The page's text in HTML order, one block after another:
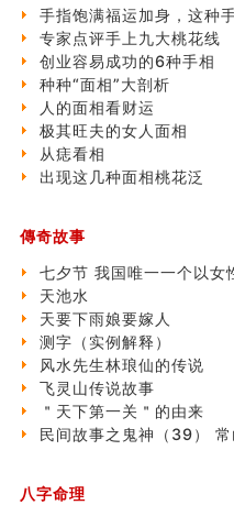
刘燮鈞讲人相 手纹与命运
商铺如何摆放物品催财招财
极其旺夫的女人面相
家居常見風水形煞及化解
居家風水懶人包！房子煞
這樣風水的房子別�
南半球的八字如何推排
玄空本义(六)
风水先生林琅仙的传说
从痣看相
姓名陰陽配置的凶吉
六爻測住宅風水 (四)
玄空本义 (五)
财务办公室风水布局
精选1500个五行属木的字
玄空本义 (四)
八字算命：女命八字里日
六爻算卦：我俩之间是否
清朝慈禧太后命造 (名人八
玄空本义 (三)
手指饱满福运加身，这种
专家点评手上九大桃花线
创业容易成功的6种手相
种种“面相”大剖析
人的面相看财运
极其旺夫的女人面相
从痣看相
出现这几种面相桃花泛
傳奇故事
七夕节 我国唯一一个以女
天池水
天要下雨娘要嫁人
测字（实例解释）
风水先生林琅仙的传说
飞灵山传说故事
＂天下第一关＂的由来
民间故事之鬼神（39）
八字命理